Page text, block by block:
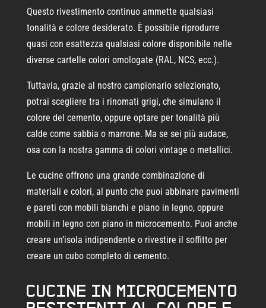
Questo rivestimento continuo ammette qualsiasi
tonalità e colore desiderato. È possibile riprodurre
quasi con esattezza qualsiasi colore disponibile nelle
diverse cartelle colori omologate (RAL, NCS, ecc.).
Tuttavia, grazie al nostro campionario selezionato,
potrai scegliere tra i rinomati grigi, che simulano il
colore del cemento, oppure optare per tonalità più
calde come sabbia o marrone. Ma se sei più audace,
osa con la nostra gamma di colori vintage o metallici.
Le cucine offrono una grande combinazione di
materiali e colori, al punto che puoi abbinare pavimenti
e pareti con mobili bianchi e piano in legno, oppure
mobili in legno con piano in microcemento. Puoi anche
creare un’isola indipendente o rivestire il soffitto per
creare un cubo completo di cemento.
Cucine in microcemento